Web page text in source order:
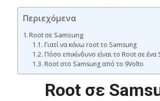
Περιεχόμενα
Root σε Samsung
Γιατί να κάνω root το Samsung
Πόσο επικίνδυνο είναι το Root σε ένα
Root στο Samsung από το 9Volto
Root σε